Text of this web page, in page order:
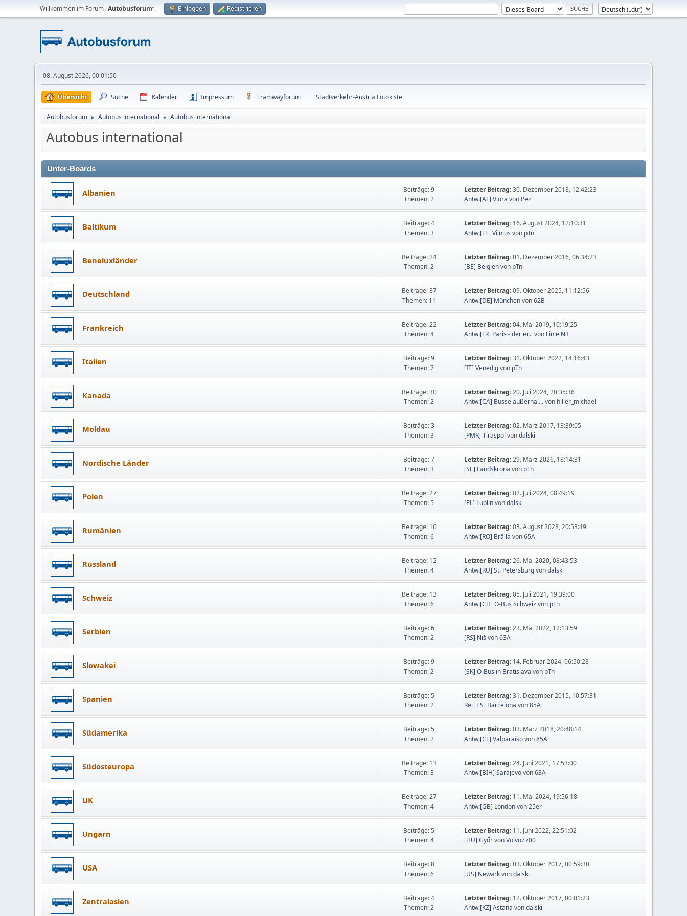
Willkommen im Forum „Autobusforum“. Einloggen Registrieren
08. August 2026, 00:01:50
Übersicht Suche Kalender Impressum Tramwayforum Stadtverkehr-Austria Fotokiste
Autobusforum ► Autobus international ► Autobus international
Autobus international
Unter-Boards
Albanien
Beiträge: 9
Themen: 2
Letzter Beitrag:30. Dezember 2018, 12:42:23
Antw:[AL] Vlora von Pez
Baltikum
Beiträge: 4
Themen: 3
Letzter Beitrag: 16. August 2024, 12:10:31
Antw:[LT] Vilnius von pTn
Beneluxländer
Beiträge: 24
Themen: 2
Letzter Beitrag:01. Dezember 2016, 06:34:23
[BE] Belgienvon pTn
Deutschland
Beiträge: 37
Themen: 11
Letzter Beitrag:09. Oktober 2025, 11:12:56
Antw:[DE] Münchenvon62B
Frankreich
Beiträge: 22
Themen: 4
Letzter Beitrag:04. Mai 2019, 10:19:25
Antw:[FR] Paris - der er...von Linie N3
Italien
Beiträge: 9
Themen: 7
Letzter Beitrag:31. Oktober 2022, 14:16:43
[IT] Venedigvon pTn
Kanada
Beiträge: 30
Themen: 2
Letzter Beitrag:20. Juli 2024, 20:35:36
Antw:[CA] Busse außerhal...von hiller_michael
Moldau
Beiträge: 3
Themen: 3
Letzter Beitrag:02. März 2017, 13:39:05
[PMR] Tiraspol vondalski
Nordische Länder
Beiträge: 7
Themen: 3
Letzter Beitrag:29. März 2026, 18:14:31
[SE] Landskrona von pTn
Polen
Beiträge: 27
Themen: 5
Letzter Beitrag:02. Juli 2024, 08:49:19
[PL] Lublinvondalski
Rumänien
Beiträge: 16
Themen: 6
Letzter Beitrag:03. August 2023, 20:53:49
Antw:[RO] Brăila von65A
Russland
Beiträge: 12
Themen: 4
Letzter Beitrag:26. Mai 2020, 08:43:53
Antw:[RU] St. Petersburgvondalski
Schweiz
Beiträge: 13
Themen: 6
Letzter Beitrag:05. Juli 2021, 19:39:00
Antw:[CH] O-Bus Schweizvon pTn
Serbien
Beiträge: 6
Themen: 2
Letzter Beitrag:23. Mai 2022, 12:13:59
[RS] Nišvon63A
Slowakei
Beiträge: 9
Themen: 2
Letzter Beitrag: 14. Februar 2024, 06:50:28
[SK] O-Bus in Bratislava von pTn
Spanien
Beiträge: 5
Themen: 2
Letzter Beitrag:31. Dezember 2015, 10:57:31
Re: [ES] Barcelonavon85A
Südamerika
Beiträge: 5
Themen: 2
Letzter Beitrag:03. März 2018, 20:48:14
Antw:[CL] Valparaísovon85A
Südosteuropa
Beiträge: 13
Themen: 3
Letzter Beitrag:24. Juni 2021, 17:53:00
Antw:[BIH] Sarajevovon63A
UK
Beiträge: 27
Themen: 4
Letzter Beitrag: 11. Mai 2024, 19:56:18
Antw:[GB] Londonvon25er
Ungarn
Beiträge: 5
Themen: 4
Letzter Beitrag: 11. Juni 2022, 22:51:02
[HU] GyőrvonVolvo7700
USA
Beiträge: 8
Themen: 6
Letzter Beitrag:03. Oktober 2017, 00:59:30
[US] Newarkvondalski
Zentralasien
Beiträge: 4
Themen: 2
Letzter Beitrag: 12. Oktober 2017, 00:01:23
Antw:[KZ] Astana vondalski